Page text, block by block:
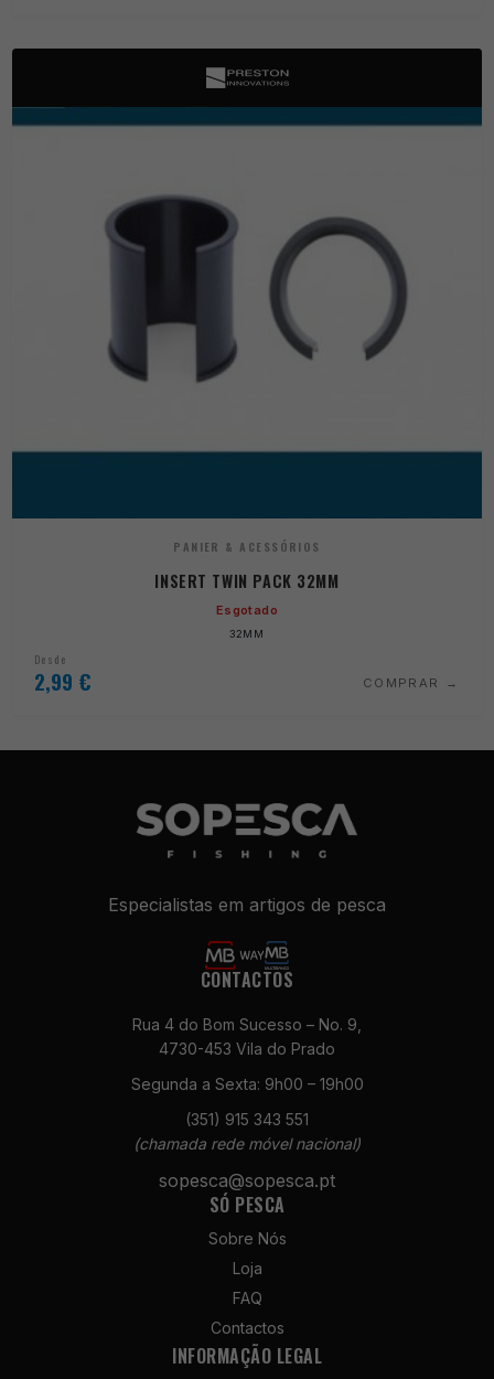
PANIER & ACESSÓRIOS
INSERT TWIN PACK 32MM
Esgotado
32MM
Desde
2,99 € COMPRAR
Especialistas em artigos de pesca
CONTACTOS
Rua 4 do Bom Sucesso – No. 9,
4730-453 Vila do Prado
Segunda a Sexta: 9h00 – 19h00
(351) 915 343 551
(chamada rede móvel nacional)
sopesca@sopesca.pt
SÓ PESCA
Sobre Nós
Loja
FAQ
Contactos
INFORMAÇÃO LEGAL
Necessários
Estes cookies
não são
necessários
para o
Estatísticas
Para que